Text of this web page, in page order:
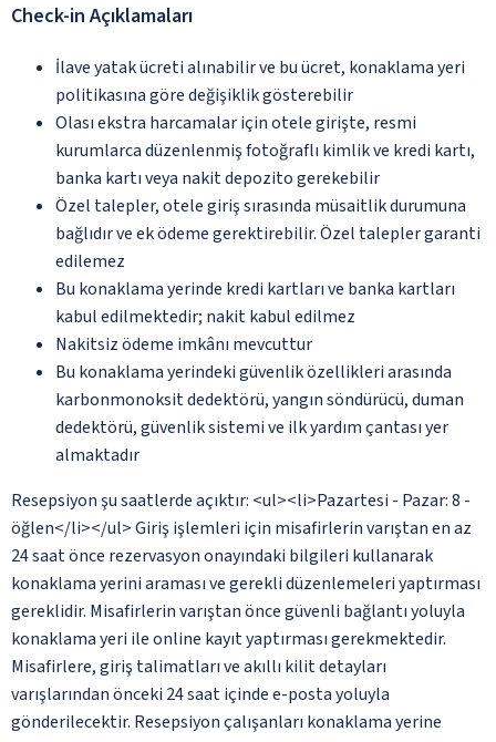
Check-in Açıklamaları
İlave yatak ücreti alınabilir ve bu ücret, konaklama yeri
politikasına göre değişiklik gösterebilir
Olası ekstra harcamalar için otele girişte, resmi
kurumlarca düzenlenmiş fotoğraflı kimlik ve kredi kartı,
banka kartı veya nakit depozito gerekebilir
Özel talepler, otele giriş sırasında müsaitlik durumuna
bağlıdır ve ek ödeme gerektirebilir. Özel talepler garanti
edilemez
Bu konaklama yerinde kredi kartları ve banka kartları
kabul edilmektedir; nakit kabul edilmez
Nakitsiz ödeme imkânı mevcuttur
Bu konaklama yerindeki güvenlik özellikleri arasında
karbonmonoksit dedektörü, yangın söndürücü, duman
dedektörü, güvenlik sistemi ve ilk yardım çantası yer
almaktadır
Resepsiyon şu saatlerde açıktır: <ul><li>Pazartesi - Pazar: 8 -
öğlen</li></ul> Giriş işlemleri için misafirlerin varıştan en az
24 saat önce rezervasyon onayındaki bilgileri kullanarak
konaklama yerini araması ve gerekli düzenlemeleri yaptırması
gereklidir. Misafirlerin varıştan önce güvenli bağlantı yoluyla
konaklama yeri ile online kayıt yaptırması gerekmektedir.
Misafirlere, giriş talimatları ve akıllı kilit detayları
varışlarından önceki 24 saat içinde e-posta yoluyla
gönderilecektir. Resepsiyon çalışanları konaklama yerine